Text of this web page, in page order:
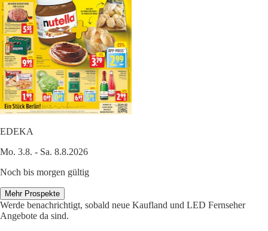
EDEKA
Mo. 3.8. - Sa. 8.8.2026
Noch bis morgen gültig
Mehr Prospekte
Werde benachrichtigt, sobald neue Kaufland und LED Fernseher
Angebote da sind.